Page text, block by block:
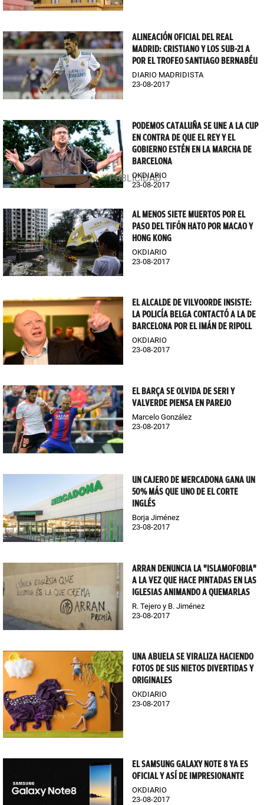
ALINEACIÓN OFICIAL DEL REAL
MADRID: CRISTIANO Y LOS SUB-21 A
POR EL TROFEO SANTIAGO BERNABÉU
DIARIO MADRIDISTA
23-08-2017
PODEMOS CATALUÑA SE UNE A LA CUP
EN CONTRA DE QUE EL REY Y EL
GOBIERNO ESTÉN EN LA MARCHA DE
BARCELONA
OKDIARIO
23-08-2017
AL MENOS SIETE MUERTOS POR EL
PASO DEL TIFÓN HATO POR MACAO Y
HONG KONG
OKDIARIO
23-08-2017
EL ALCALDE DE VILVOORDE INSISTE:
LA POLICÍA BELGA CONTACTÓ A LA DE
BARCELONA POR EL IMÁN DE RIPOLL
OKDIARIO
23-08-2017
EL BARÇA SE OLVIDA DE SERI Y
VALVERDE PIENSA EN PAREJO
Marcelo González
23-08-2017
UN CAJERO DE MERCADONA GANA UN
50% MÁS QUE UNO DE EL CORTE
INGLÉS
Borja Jiménez
23-08-2017
ARRAN DENUNCIA LA "ISLAMOFOBIA"
A LA VEZ QUE HACE PINTADAS EN LAS
IGLESIAS ANIMANDO A QUEMARLAS
R. Tejero y B. Jiménez
23-08-2017
UNA ABUELA SE VIRALIZA HACIENDO
FOTOS DE SUS NIETOS DIVERTIDAS Y
ORIGINALES
OKDIARIO
23-08-2017
EL SAMSUNG GALAXY NOTE 8 YA ES
OFICIAL Y ASÍ DE IMPRESIONANTE
OKDIARIO
23-08-2017